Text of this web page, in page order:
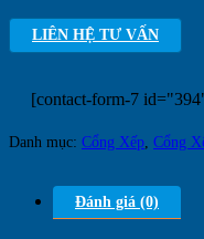
LIÊN HỆ TƯ VẤN
[contact-form-7
Danh mục: Cổng Xếp, Cổng
Đánh giá (0)